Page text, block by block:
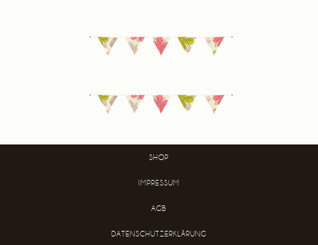
SHOP
IMPRESSUM
AGB
DATENSCHUTZERKLÄRUNG